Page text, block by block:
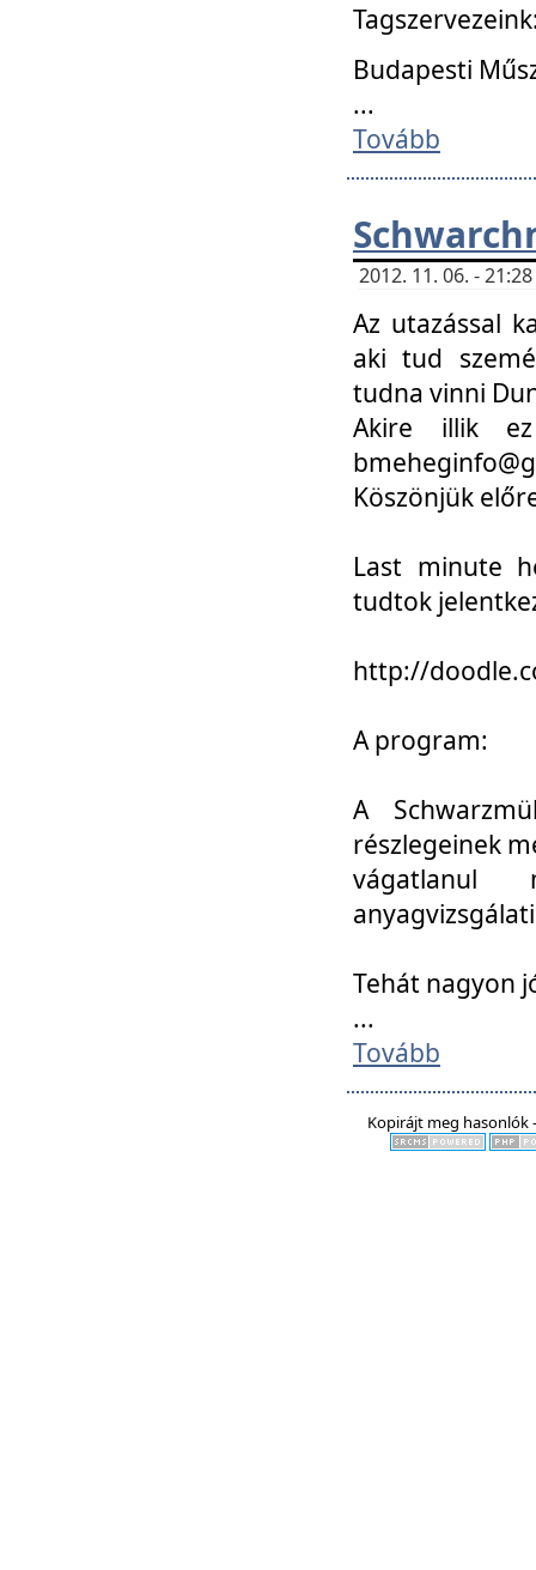
Budapesti
...
Tovább
2012. 11. 06. -
Az utazással
aki tud
tudna vinni
Akire illik
Köszönjük
Last minute
tudtok
http://
A program:
A
részlegeinek
vágatlanul
Tehát nagyon
...
Tovább
Kopirájt meg hasonlók